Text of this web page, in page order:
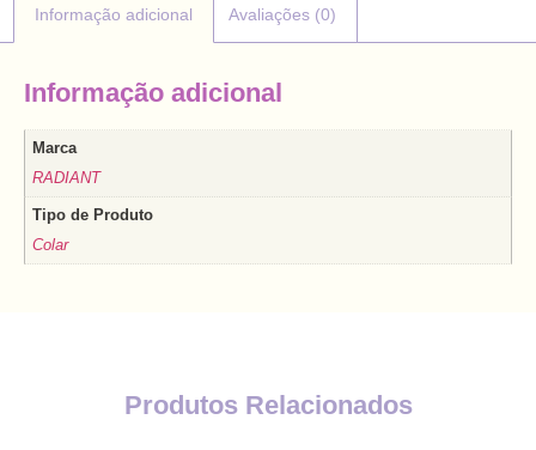
Informação adicional Avaliações (0)
Informação adicional
Marca
RADIANT
Tipo de Produto
Colar
Produtos Relacionados